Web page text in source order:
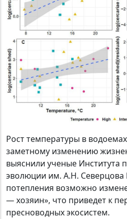
Рост температуры в
заметному изменению
выяснили ученые Института
эволюции им. А.Н. Северцова
потепления возможно
— хозяин», что приведет к
пресноводных экосистем.